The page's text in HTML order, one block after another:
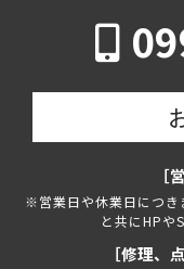
［
※営業日や休業日につき
と共にHPや
［修理、